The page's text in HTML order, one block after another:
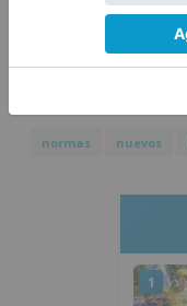
normas nuevos
1